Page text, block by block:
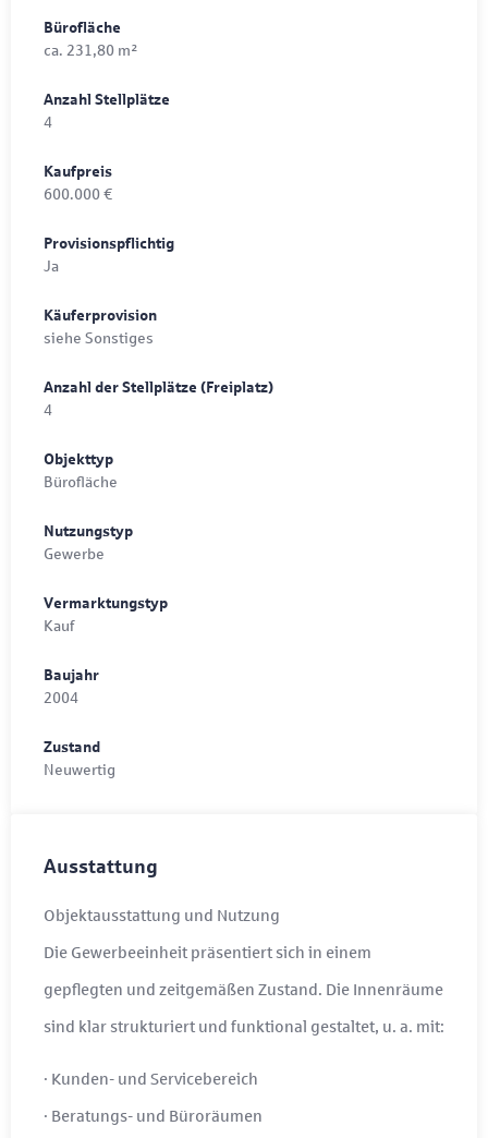
Bürofläche
ca. 231,80 m²
Anzahl Stellplätze
4
Kaufpreis
600.000 €
Provisionspflichtig
Ja
Käuferprovision
siehe Sonstiges
Anzahl der Stellplätze (Freiplatz)
4
Objekttyp
Bürofläche
Nutzungstyp
Gewerbe
Vermarktungstyp
Kauf
Baujahr
2004
Zustand
Neuwertig
Ausstattung
Objektausstattung und Nutzung
Die Gewerbeeinheit präsentiert sich in einem
gepflegten und zeitgemäßen Zustand. Die Innenräume
sind klar strukturiert und funktional gestaltet, u. a. mit:
· Kunden- und Servicebereich
· Beratungs- und Büroräumen